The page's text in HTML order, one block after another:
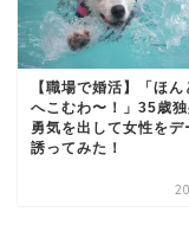
【職場で婚活】「ほん
へこむわ〜！」35歳
勇気を出して女性をデ
誘ってみた！